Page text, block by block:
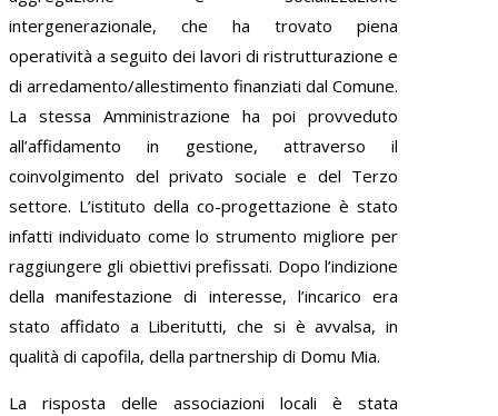
intergenerazionale, che ha trovato piena
operatività a seguito dei lavori di ristrutturazione e
di arredamento/allestimento finanziati dal Comune.
La stessa Amministrazione ha poi provveduto
all’affidamento in gestione, attraverso il
coinvolgimento del privato sociale e del Terzo
settore. L’istituto della co-progettazione è stato
infatti individuato come lo strumento migliore per
raggiungere gli obiettivi prefissati. Dopo l’indizione
della manifestazione di interesse, l’incarico era
stato affidato a Liberitutti, che si è avvalsa, in
qualità di capofila, della partnership di Domu Mia.
La risposta delle associazioni locali è stata